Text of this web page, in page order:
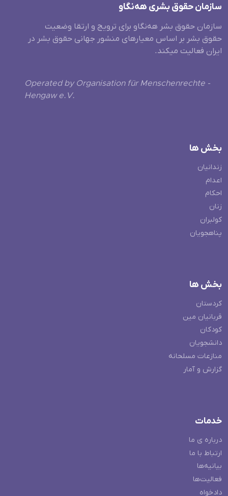
سازمان حقوق بشری هەنگاو
سازمان حقوق بشر هه‌نگاو برای ترویج و ارتقا وضعیت
حقوق بشر بر اساس معیارهای منشور جهانی حقوق بشر در
ایران فعالیت میکند.
Operated by Organisation für Menschenrechte -
Hengaw e.V.
بخش ها
زندانیان
اعدام
احکام
زنان
کولبران
پناهجویان
بخش ها
کردستان
قربانیان مین
کودکان
دانشجویان
منازعات مسلحانه
گزارش و آمار
خدمات
درباره ی ما
ارتباط با ما
بیانیه‌ها
فعالیت‌ها
دادخواه